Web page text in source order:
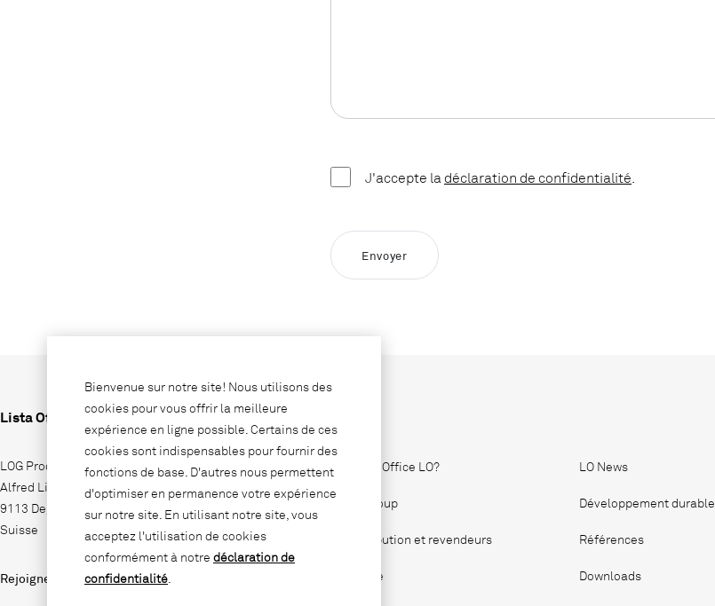
J'accepte ladéclaration de confidentialité.
Envoyer
Lista Office LO
LOG Produktions AG
Alfred Lienhard Strasse 2
9113 Degersheim
Suisse
Rejoignez-nous sur
Pourquoi Lista Office LO?
Lista Office Group
Sites de distribution et revendeurs
Jobs & Carrière
LO News
Développement durable
Références
Downloads
Bienvenue sur notre site! Nous utilisons des
cookies pour vous offrir la meilleure
expérience en ligne possible. Certains de ces
cookies sont indispensables pour fournir des
fonctions de base. D'autres nous permettent
d'optimiser en permanence votre expérience
sur notre site. En utilisant notre site, vous
acceptez l'utilisation de cookies
conformément à notre déclaration de
confidentialité.